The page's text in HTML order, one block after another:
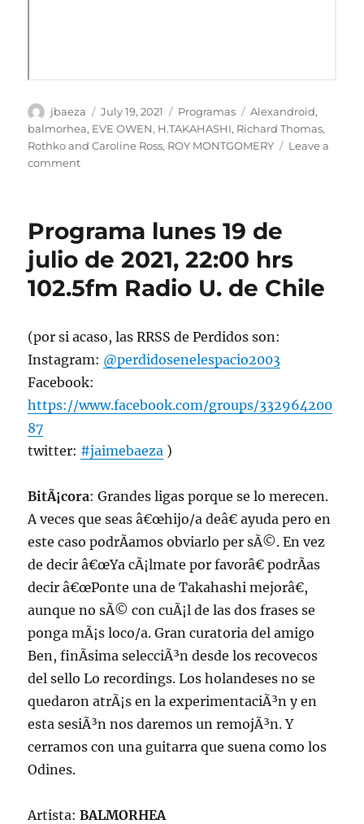
Author
jbaeza
Posted
on
July 19, 2021 Categories
Programas Tags
Alexandroid,
balmorhea, EVE OWEN, H.TAKAHASHI, Richard Thomas,
Rothko and Caroline Ross, ROY MONTGOMERY
Leave a
commenton
19
de
julio
de
2021
Programa lunes 19 de
julio de 2021, 22:00 hrs
102.5fm Radio U. de Chile
(por si acaso, las RRSS de Perdidos son:
Instagram: @perdidosenelespacio2003
Facebook:
https://www.facebook.com/groups/332964200
87
twitter: #jaimebaeza )
BitÃ¡cora: Grandes ligas porque se lo merecen.
A veces que seas â€œhijo/a deâ€ ayuda pero en
este caso podrÃ­amos obviarlo per sÃ©. En vez
de decir â€œYa cÃ¡lmate por favorâ€ podrÃ­as
decir â€œPonte una de Takahashi mejorâ€,
aunque no sÃ© con cuÃ¡l de las dos frases se
ponga mÃ¡s loco/a. Gran curatoria del amigo
Ben, finÃ­sima selecciÃ³n desde los recovecos
del sello Lo recordings. Los holandeses no se
quedaron atrÃ¡s en la experimentaciÃ³n y en
esta sesiÃ³n nos daremos un remojÃ³n. Y
cerramos con una guitarra que suena como los
Odines.
Artista:BALMORHEA